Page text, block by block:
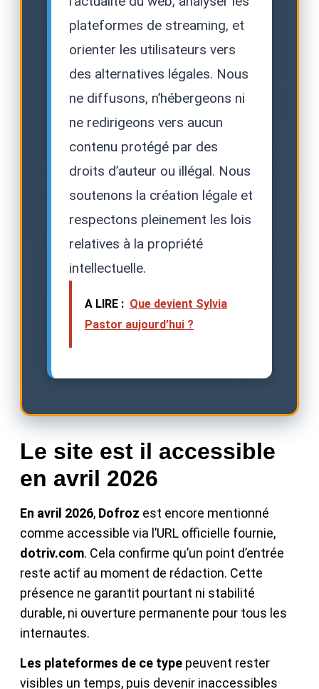
plateformes de streaming, et
orienter les utilisateurs vers
des alternatives légales. Nous
ne diffusons, n’hébergeons ni
ne redirigeons vers aucun
contenu protégé par des
droits d’auteur ou illégal. Nous
soutenons la création légale et
respectons pleinement les lois
relatives à la propriété
intellectuelle.
A LIRE : Que devient Sylvia
Pastor aujourd’hui ?
Le site est il accessible
en avril 2026
En avril 2026, Dofroz est encore mentionné
comme accessible via l’URL officielle fournie,
dotriv.com. Cela confirme qu’un point d’entrée
reste actif au moment de rédaction. Cette
présence ne garantit pourtant ni stabilité
durable, ni ouverture permanente pour tous les
internautes.
Les plateformes de ce type peuvent rester
visibles un temps, puis devenir inaccessibles